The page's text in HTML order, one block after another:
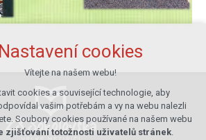
Nastavení cookies
Vítejte na našem webu!
cookies a související technologie, aby
vašim potřebám a vy na webu nalezli
Soubory cookies používané na našem webu
zjišťování totožnosti uživatelů stránek.